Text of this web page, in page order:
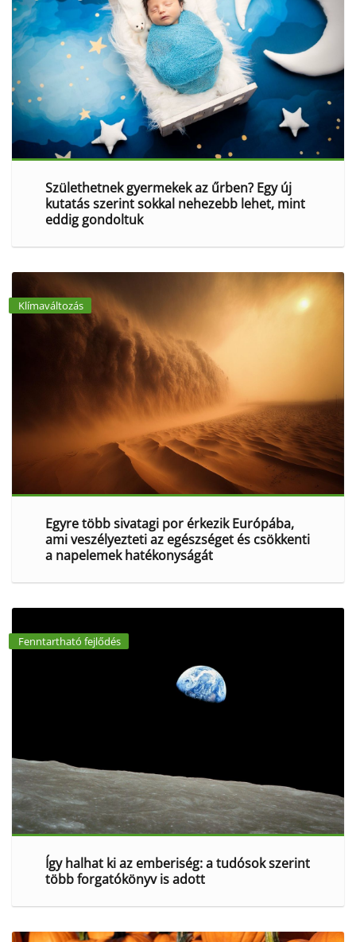
Születhetnek gyermekek az űrben? Egy új
kutatás szerint sokkal nehezebb lehet, mint
eddig gondoltuk
Klímaváltozás
Egyre több sivatagi por érkezik Európába,
ami veszélyezteti az egészséget és csökkenti
a napelemek hatékonyságát
Fenntartható fejlődés
Így halhat ki az emberiség: a tudósok szerint
több forgatókönyv is adott